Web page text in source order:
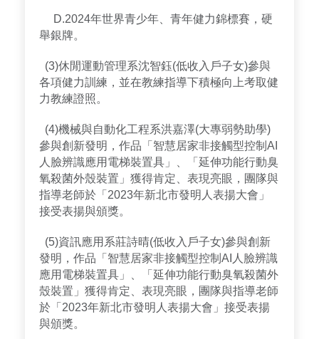
D.2024年世界青少年、青年健力錦標賽，硬
舉銀牌。
(3)休閒運動管理系沈智鈺(低收入戶子女)參與
各項健力訓練，並在教練指導下積極向上考取健
力教練證照。
(4)機械與自動化工程系洪嘉澤(大專弱勢助學)
參與創新發明，作品「智慧居家非接觸型控制AI
人臉辨識應用電梯裝置具」、「延伸功能行動臭
氧殺菌外殼裝置」獲得肯定、表現亮眼，團隊與
指導老師於「2023年新北市發明人表揚大會」
接受表揚與頒獎。
(5)資訊應用系莊詩晴(低收入戶子女)參與創新
發明，作品「智慧居家非接觸型控制AI人臉辨識
應用電梯裝置具」、「延伸功能行動臭氧殺菌外
殼裝置」獲得肯定、表現亮眼，團隊與指導老師
於「2023年新北市發明人表揚大會」接受表揚
與頒獎。